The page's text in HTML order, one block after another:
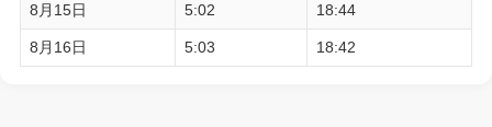
8月15日 5:02 18:44
8月16日 5:03 18:42